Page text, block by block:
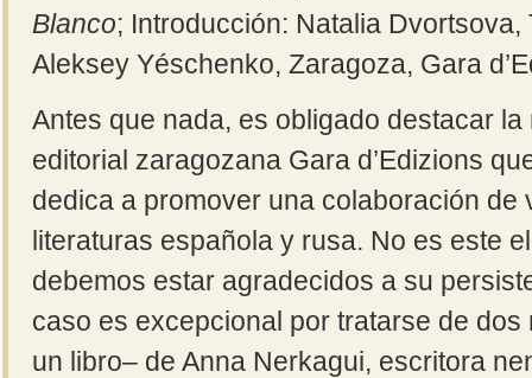
Blanco; Introducción: Natalia
Aleksey Yéschenko, Zaragoza, Gara
Antes que nada, es obligado destacar
editorial zaragozana Gara d’Edizions
dedica a promover una colaboración de
literaturas española y rusa. No es este
debemos estar agradecidos a su
caso es excepcional por tratarse de
un libro‒ de Anna Nerkagui, escritora